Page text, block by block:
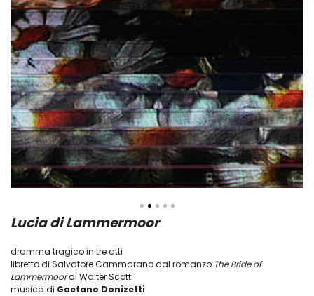
Lucia di Lammermoor
dramma tragico in tre atti
libretto di Salvatore Cammarano dal romanzo The Bride of
Lammermoordi Walter Scott
musica di Gaetano Donizetti